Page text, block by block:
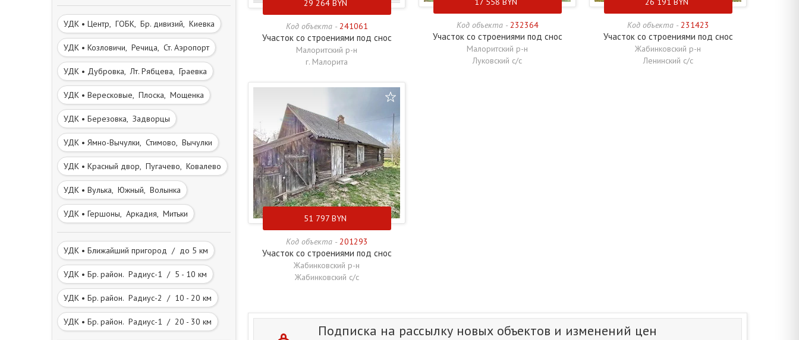
УДК • Центр, ГОБК, Бр. дивизий, Киевка
УДК • Козловичи, Речица, Ст. Аэропорт
УДК • Дубровка, Лт. Рябцева, Граевка
УДК • Вересковые, Плоска, Мощенка
УДК • Березовка, Задворцы
УДК • Ямно-Вычулки, Стимово, Вычулки
УДК • Красный двор, Пугачево, Ковалево
УДК • Вулька, Южный, Волынка
УДК • Гершоны, Аркадия, Митьки
УДК • Ближайший пригород / до 5 км
УДК • Бр. район. Радиус-1 / 5 - 10 км
УДК • Бр. район. Радиус-2 / 10 - 20 км
УДК • Бр. район. Радиус-1 / 20 - 30 км
29 264 BYN
Код объекта - 241061
Участок со строениями под снос
Малоритский р-н
г. Малорита
Код объекта - 232364
Участок со строениями под снос
Малоритский р-н
Луковский с/с
Код объекта - 231423
Участок со строениями под снос
Жабинковский р-н
Ленинский с/с
51 797 BYN
Код объекта - 201293
Участок со строениями под снос
Жабинковский р-н
Жабинковский с/с
Подписка на рассылку новых объектов и изменений цен